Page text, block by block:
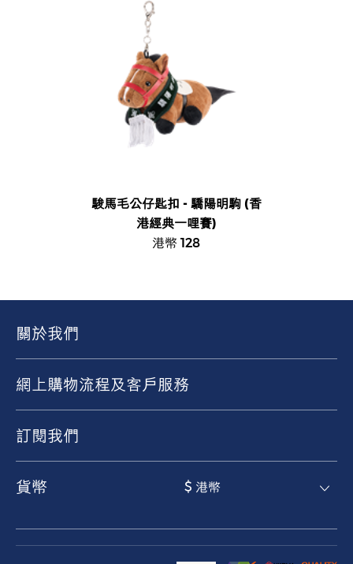
駿馬毛公仔匙扣 - 驕陽明駒 (香
港經典一哩賽)
港幣 128
關於我們
網上購物流程及客戶服務
訂閱我們
貨幣 $ 港幣